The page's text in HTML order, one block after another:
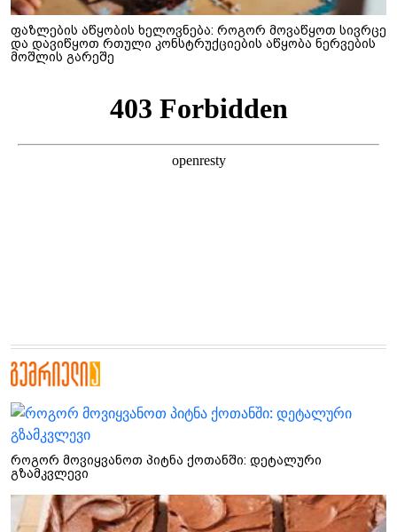
ფაზლების აწყობის ხელოვნება: როგორ მოვაწყოთ სივრცე
და დავიწყოთ რთული კონსტრუქციების აწყობა ნერვების
მოშლის გარეშე
როგორ მოვიყვანოთ პიტნა ქოთანში: დეტალური
გზამკვლევი